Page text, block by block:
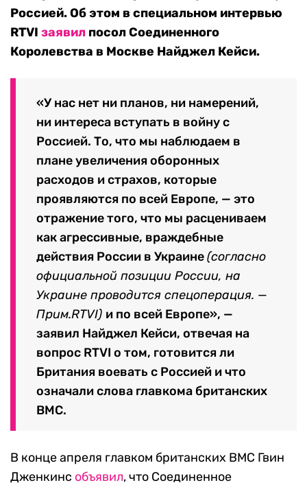
Россией. Об этом в специальном интервью
RTVI заявил посол Соединенного
Королевства в Москве Найджел Кейси.
«У нас нет ни планов, ни намерений,
ни интереса вступать в войну с
Россией. То, что мы наблюдаем в
плане увеличения оборонных
расходов и страхов, которые
проявляются по всей Европе, — это
отражение того, что мы расцениваем
как агрессивные, враждебные
действия России в Украине(согласно
официальной позиции России, на
Украине проводится спецоперация. —
Прим.RTVI) и по всей Европе», —
заявил Найджел Кейси, отвечая на
вопрос RTVI о том, готовится ли
Британия воевать с Россией и что
означали слова главкома британских
ВМС.
В конце апреля главком британских ВМС Гвин
Дженкинс объявил, что Соединенное